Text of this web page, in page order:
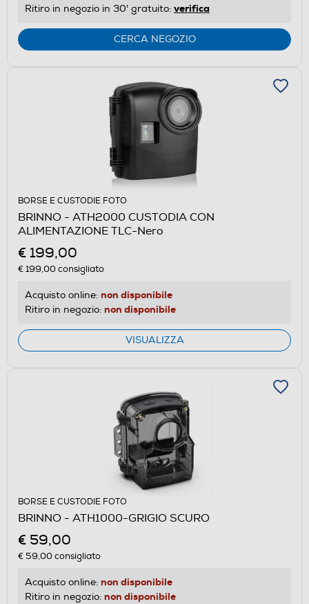
Ritiro in negozio in 30' gratuito: verifica
CERCA NEGOZIO
BORSE E CUSTODIE FOTO
BRINNO - ATH2000 CUSTODIA CON
ALIMENTAZIONE TLC-Nero
€ 199,00
€ 199,00consigliato
Acquisto online: non disponibile
Ritiro in negozio: non disponibile
VISUALIZZA
BORSE E CUSTODIE FOTO
BRINNO - ATH1000-GRIGIO SCURO
€ 59,00
€ 59,00consigliato
Acquisto online: non disponibile
Ritiro in negozio: non disponibile